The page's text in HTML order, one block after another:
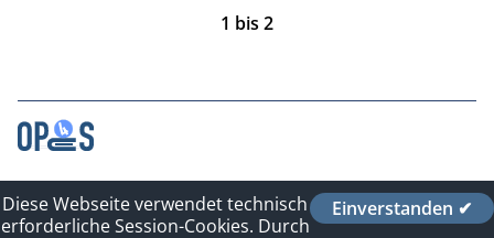
1 bis 2
Kontakt
Impressum
Einverstanden ✔
Diese Webseite verwendet technisch
erforderliche Session-Cookies. Durch